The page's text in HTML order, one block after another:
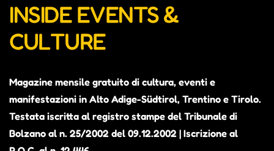
INSIDE EVENTS &
CULTURE
Magazine mensile gratuito di cultura, eventi e
manifestazioni in Alto Adige-Südtirol, Trentino e Tirolo.
Testata iscritta al registro stampe del Tribunale di
Bolzano al n. 25/2002 del 09.12.2002 | Iscrizione al